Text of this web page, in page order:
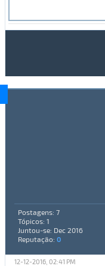
Postagens: 7
Tópicos: 1
Juntou-se: Dec 2016
Reputação: 0
12-12-2016, 02:41 PM